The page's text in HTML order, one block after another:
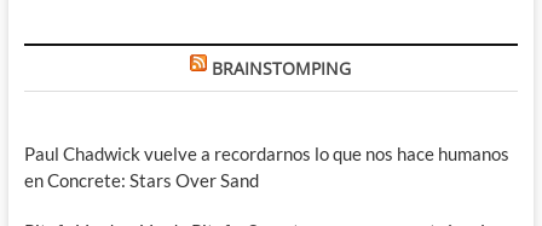
BRAINSTOMPING
Paul Chadwick vuelve a recordarnos lo que nos hace humanos
en Concrete: Stars Over Sand